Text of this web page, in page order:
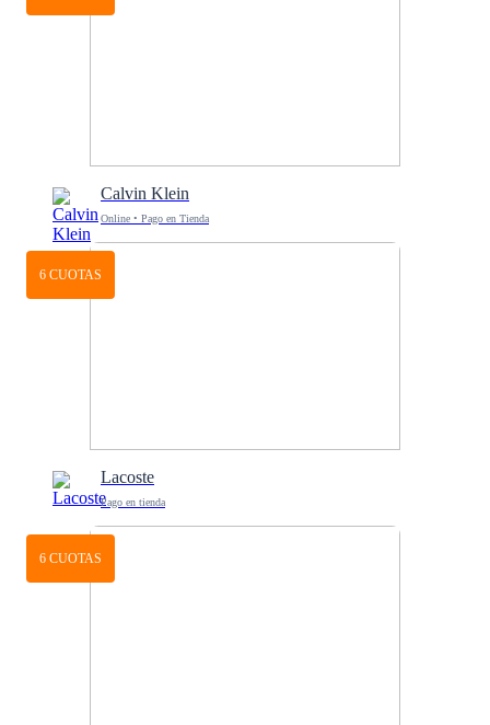
Calvin Klein
Online • Pago en Tienda
6 CUOTAS
Lacoste
Pago en tienda
6 CUOTAS